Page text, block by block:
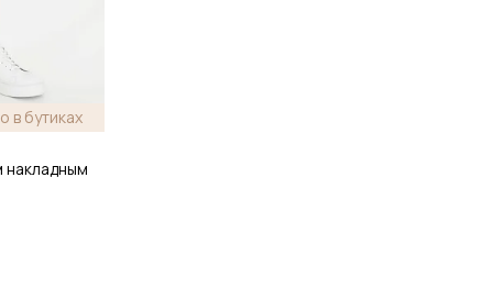
в бутиках